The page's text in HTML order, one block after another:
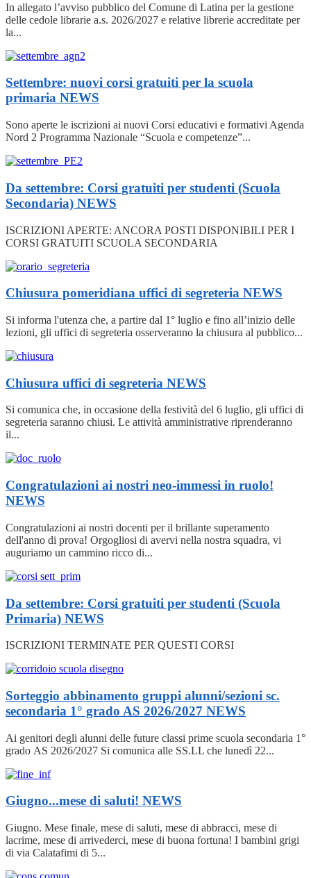
In allegato l’avviso pubblico del Comune di Latina per la gestione
delle cedole librarie a.s. 2026/2027 e relative librerie accreditate per
la...
Settembre: nuovi corsi gratuiti per la scuola
primaria NEWS
Sono aperte le iscrizioni ai nuovi Corsi educativi e formativi Agenda
Nord 2 Programma Nazionale “Scuola e competenze”...
Da settembre: Corsi gratuiti per studenti (Scuola
Secondaria) NEWS
ISCRIZIONI APERTE: ANCORA POSTI DISPONIBILI PER I
CORSI GRATUITI SCUOLA SECONDARIA
Chiusura pomeridiana uffici di segreteria NEWS
Si informa l'utenza che, a partire dal 1° luglio e fino all’inizio delle
lezioni, gli uffici di segreteria osserveranno la chiusura al pubblico...
Chiusura uffici di segreteria NEWS
Si comunica che, in occasione della festività del 6 luglio, gli uffici di
segreteria saranno chiusi. Le attività amministrative riprenderanno
il...
Congratulazioni ai nostri neo-immessi in ruolo!
NEWS
Congratulazioni ai nostri docenti per il brillante superamento
dell'anno di prova! Orgogliosi di avervi nella nostra squadra, vi
auguriamo un cammino ricco di...
Da settembre: Corsi gratuiti per studenti (Scuola
Primaria) NEWS
ISCRIZIONI TERMINATE PER QUESTI CORSI
Sorteggio abbinamento gruppi alunni/sezioni sc.
secondaria 1° grado AS 2026/2027 NEWS
Ai genitori degli alunni delle future classi prime scuola secondaria 1°
grado AS 2026/2027 Si comunica alle SS.LL che lunedì 22...
Giugno...mese di saluti! NEWS
Giugno. Mese finale, mese di saluti, mese di abbracci, mese di
lacrime, mese di arrivederci, mese di buona fortuna! I bambini grigi
di via Calatafimi di 5...